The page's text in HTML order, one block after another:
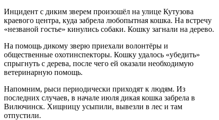
Инцидент с диким зверем произошёл на улице Кутузова
краевого центра, куда забрела любопытная кошка. На встречу
«незваной гостье» кинулись собаки. Кошку загнали на дерево.
На помощь дикому зверю приехали волонтёры и
общественные охотинспекторы. Кошку удалось «убедить»
спрыгнуть с дерева, после чего ей оказали необходимую
ветеринарную помощь.
Напомним, рыси периодически приходят к людям. Из
последних случаев, в начале июля дикая кошка забрела в
Вилючинск. Хищницу усыпили, вывезли в лес и там
отпустили.